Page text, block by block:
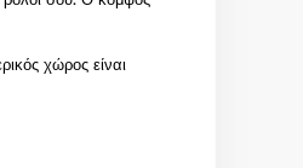
χώρος είναι